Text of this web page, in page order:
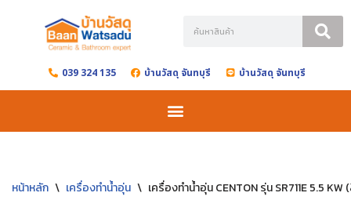
content 039 324 135 บ้านวัสดุ จันทบุรี บ้านวัสดุ จันทบุรี
หน้าหลัก \ เครื่องทำน้ำอุ่น \ เครื่องทำน้ำอุ่น CENTON รุ่น SR711E 5.5 KW